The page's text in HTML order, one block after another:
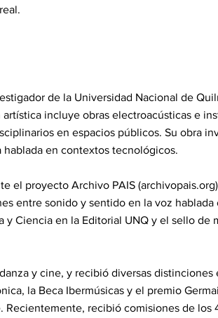
de la Universidad Nacional de
incluye obras electroacústicas e
en espacios públicos. Su obra
en contextos tecnológicos.
el proyecto Archivo PAIS
entre sonido y sentido en la voz
y Ciencia en la Editorial UNQ y el sello de
y cine, y recibió diversas distinciones
la Beca Ibermúsicas y el premio
recibió comisiones de los